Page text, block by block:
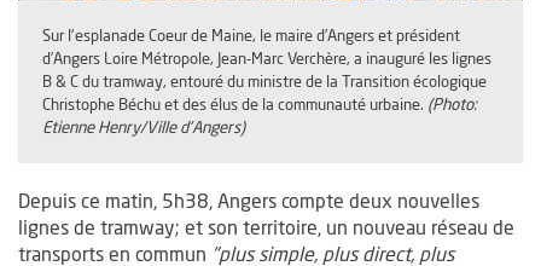
Sur l'esplanade Coeur de Maine, le maire d’Angers et président
d’Angers Loire Métropole, Jean-Marc Verchère, a inauguré les lignes
B & C du tramway, entouré du ministre de la Transition écologique
Christophe Béchu et des élus de la communauté urbaine. (Photo:
Etienne Henry/Ville d'Angers)
Depuis ce matin, 5h38, Angers compte deux nouvelles
lignes de tramway; et son territoire, un nouveau réseau de
transports en commun "plus simple, plus direct, plus